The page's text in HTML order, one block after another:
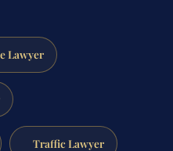
Lawyer
Traffic Lawyer